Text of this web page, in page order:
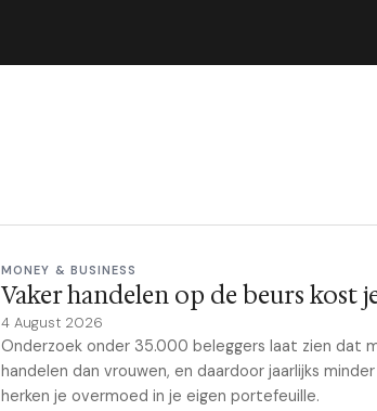
MONEY & BUSINESS
Vaker handelen op de beurs kost
4 August 2026
Onderzoek onder 35.000 beleggers laat zien dat
handelen dan vrouwen, en daardoor jaarlijks
herken je overmoed in je eigen portefeuille.